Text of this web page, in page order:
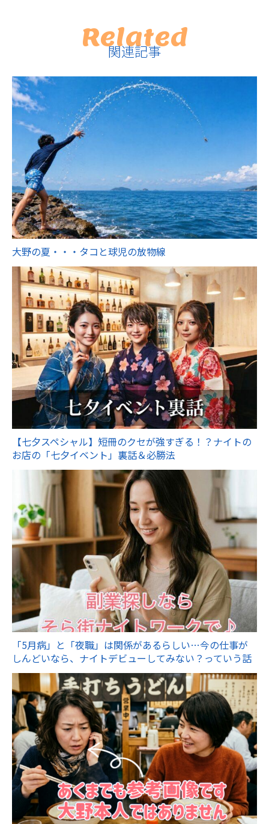
Related
関連記事
大野の夏・・・タコと球児の放物線
【七夕スペシャル】短冊のクセが強すぎる！？ナイトの
お店の「七夕イベント」裏話＆必勝法
「5月病」と「夜職」は関係があるらしい…今の仕事が
しんどいなら、ナイトデビューしてみない？っていう話